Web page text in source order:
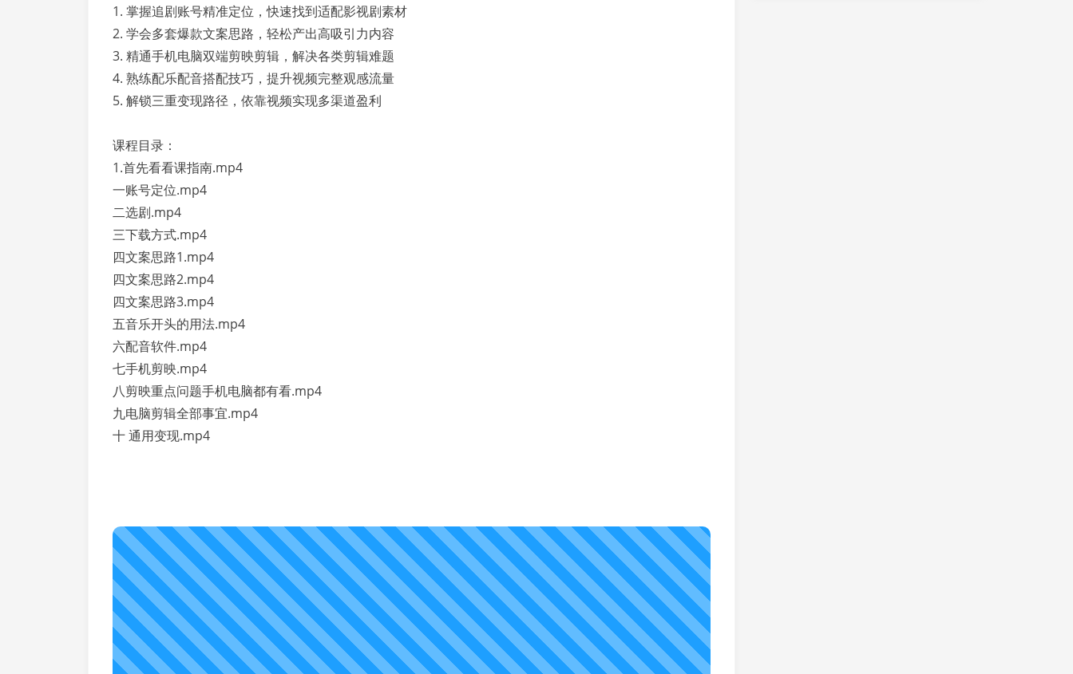
1. 掌握追剧账号精准定位，快速找到适配影视剧素材
2. 学会多套爆款文案思路，轻松产出高吸引力内容
3. 精通手机电脑双端剪映剪辑，解决各类剪辑难题
4. 熟练配乐配音搭配技巧，提升视频完整观感流量
5. 解锁三重变现路径，依靠视频实现多渠道盈利
课程目录：
1.首先看看课指南.mp4
一账号定位.mp4
二选剧.mp4
三下载方式.mp4
四文案思路1.mp4
四文案思路2.mp4
四文案思路3.mp4
五音乐开头的用法.mp4
六配音软件.mp4
七手机剪映.mp4
八剪映重点问题手机电脑都有看.mp4
九电脑剪辑全部事宜.mp4
十 通用变现.mp4